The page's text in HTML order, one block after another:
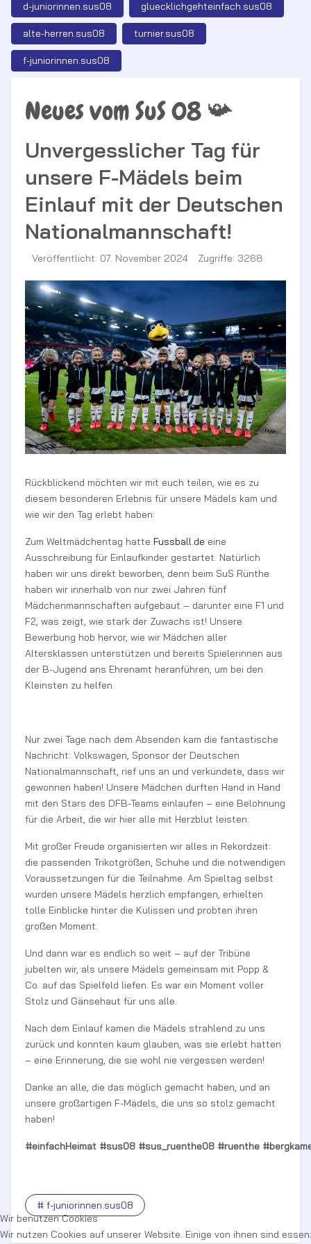
d-juniorinnen.sus08 gluecklichgehteinfach.sus08
alte-herren.sus08 turnier.sus08
f-juniorinnen.sus08
Neues vom SuS 08 📯
Unvergesslicher Tag für
unsere F-Mädels beim
Einlauf mit der Deutschen
Nationalmannschaft!
Veröffentlicht: 07. November 2024 Zugriffe: 3268
Rückblickend möchten wir mit euch teilen, wie es zu
diesem besonderen Erlebnis für unsere Mädels kam und
wie wir den Tag erlebt haben:
Zum Weltmädchentag hatte Fussball.de eine
Ausschreibung für Einlaufkinder gestartet. Natürlich
haben wir uns direkt beworben, denn beim SuS Rünthe
haben wir innerhalb von nur zwei Jahren fünf
Mädchenmannschaften aufgebaut – darunter eine F1 und
F2, was zeigt, wie stark der Zuwachs ist! Unsere
Bewerbung hob hervor, wie wir Mädchen aller
Altersklassen unterstützen und bereits Spielerinnen aus
der B-Jugend ans Ehrenamt heranführen, um bei den
Kleinsten zu helfen.
Nur zwei Tage nach dem Absenden kam die fantastische
Nachricht: Volkswagen, Sponsor der Deutschen
Nationalmannschaft, rief uns an und verkündete, dass wir
gewonnen haben! Unsere Mädchen durften Hand in Hand
mit den Stars des DFB-Teams einlaufen – eine Belohnung
für die Arbeit, die wir hier alle mit Herzblut leisten.
Mit großer Freude organisierten wir alles in Rekordzeit:
die passenden Trikotgrößen, Schuhe und die notwendigen
Voraussetzungen für die Teilnahme. Am Spieltag selbst
wurden unsere Mädels herzlich empfangen, erhielten
tolle Einblicke hinter die Kulissen und probten ihren
großen Moment.
Und dann war es endlich so weit – auf der Tribüne
jubelten wir, als unsere Mädels gemeinsam mit Popp &
Co. auf das Spielfeld liefen. Es war ein Moment voller
Stolz und Gänsehaut für uns alle.
Nach dem Einlauf kamen die Mädels strahlend zu uns
zurück und konnten kaum glauben, was sie erlebt hatten
– eine Erinnerung, die sie wohl nie vergessen werden!
Danke an alle, die das möglich gemacht haben, und an
unsere großartigen F-Mädels, die uns so stolz gemacht
haben!
#einfachHeimat #sus08 #sus_ruenthe08 #ruenthe
# f-juniorinnen.sus08
Wir benutzen Cookies
Wir nutzen Cookies auf unserer Website. Einige von ihnen sind